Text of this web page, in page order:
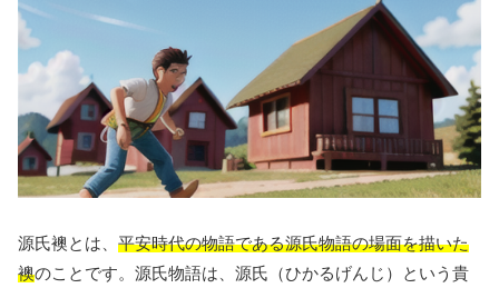
源氏襖とは、 平安時代の物語である源氏物語の場面を描いた
襖のことです。源氏物語は、源氏（ひかるげんじ）という貴